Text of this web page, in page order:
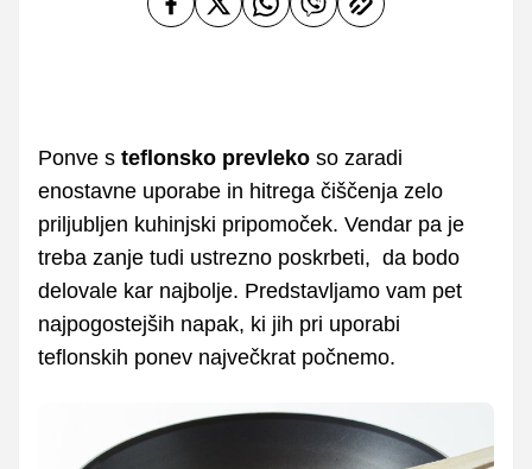
Ponve s teflonsko prevleko so zaradi
enostavne uporabe in hitrega čiščenja zelo
priljubljen kuhinjski pripomoček. Vendar pa je
treba zanje tudi ustrezno poskrbeti, da bodo
delovale kar najbolje. Predstavljamo vam pet
najpogostejših napak, ki jih pri uporabi
teflonskih ponev največkrat počnemo.